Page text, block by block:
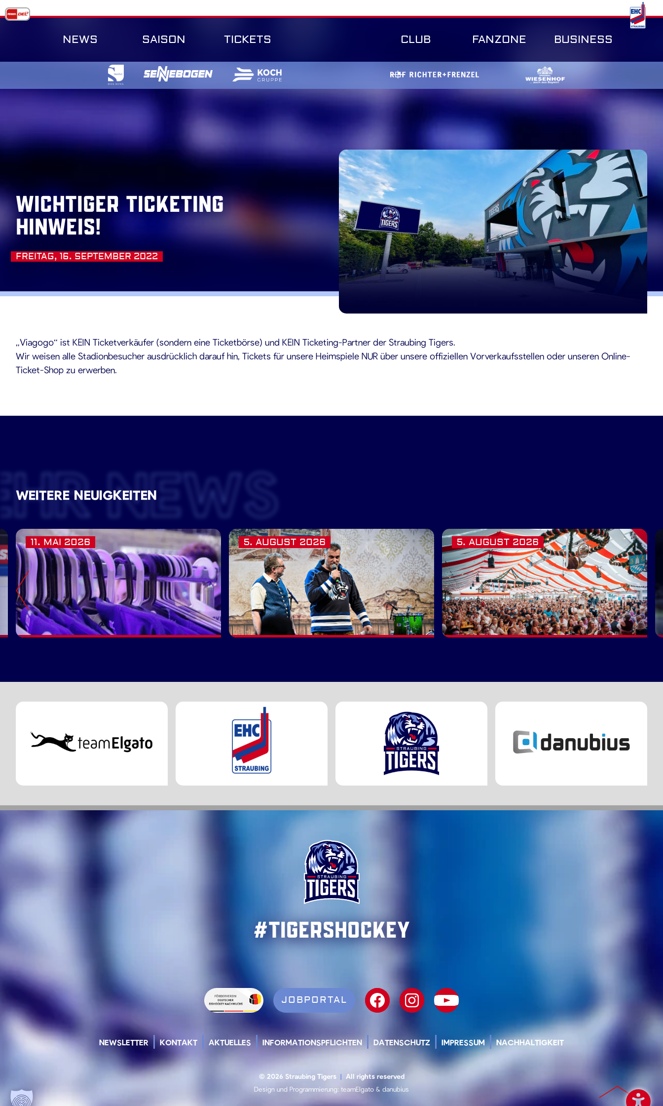
Skip
to
NEWS SAISON TICKETS CLUB FANZONE BUSINESS
WICHTIGER TICKETING
HINWEIS!
FREITAG, 16. SEPTEMBER 2022
„Viagogo“ ist KEIN Ticketverkäufer (sondern eine Ticketbörse) und KEIN Ticketing-Partner der Straubing Tigers.
Wir weisen alle Stadionbesucher ausdrücklich darauf hin, Tickets für unsere Heimspiele NUR über unsere offiziellen Vorverkaufsstellen oder unseren Online-
Ticket-Shop zu erwerben.
WEITERE NEUIGKEITENNEWS
5. AUGUST 2026 5. AUGUST 2026
11. MAI 2026
#TigersHockey
JOBPORTAL
NEWSLETTER KONTAKT AKTUELLES INFORMATIONSPFLICHTEN DATENSCHUTZ IMPRESSUM NACHHALTIGKEIT
© 2026 Straubing Tigers | All rights reserved
Design und Programmierung: teamElgato & danubius